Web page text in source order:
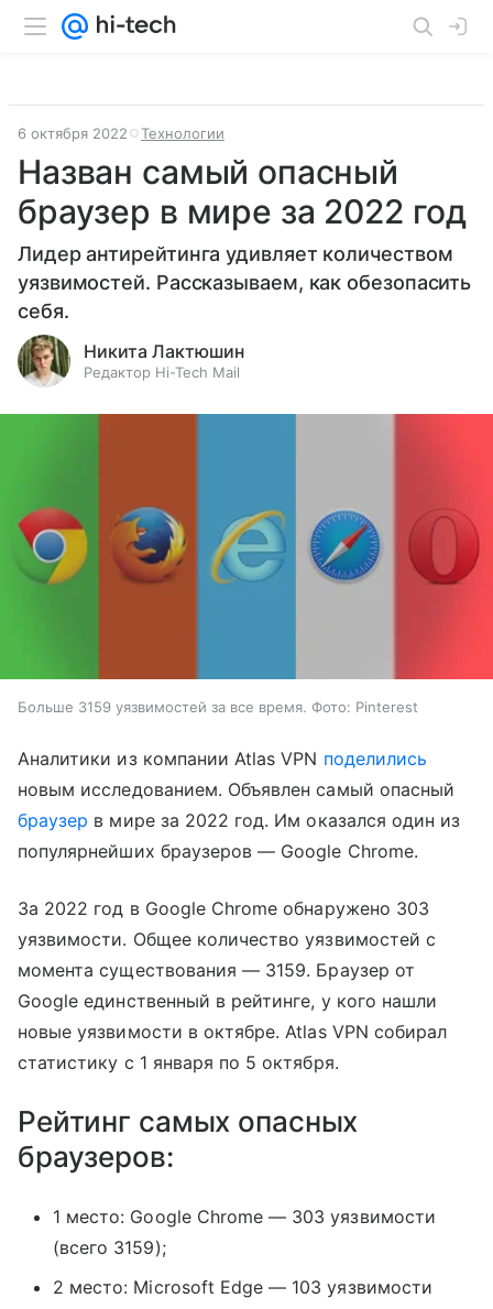
6 октября 2022 Технологии
Назван самый опасный
браузер в мире за 2022 год
Лидер антирейтинга удивляет количеством
уязвимостей. Рассказываем, как обезопасить
себя.
Никита Лактюшин
Редактор Hi-Tech Mail
Больше 3159 уязвимостей за все время. Фото: Pinterest
Аналитики из компании Atlas VPN поделились
новым исследованием. Объявлен самый опасный
браузер в мире за 2022 год. Им оказался один из
популярнейших браузеров — Google Chrome.
За 2022 год в Google Chrome обнаружено 303
уязвимости. Общее количество уязвимостей с
момента существования — 3159. Браузер от
Google единственный в рейтинге, у кого нашли
новые уязвимости в октябре. Atlas VPN собирал
статистику с 1 января по 5 октября.
Рейтинг самых опасных
браузеров:
1 место: Google Chrome — 303 уязвимости
(всего 3159);
2 место: Microsoft Edge — 103 уязвимости